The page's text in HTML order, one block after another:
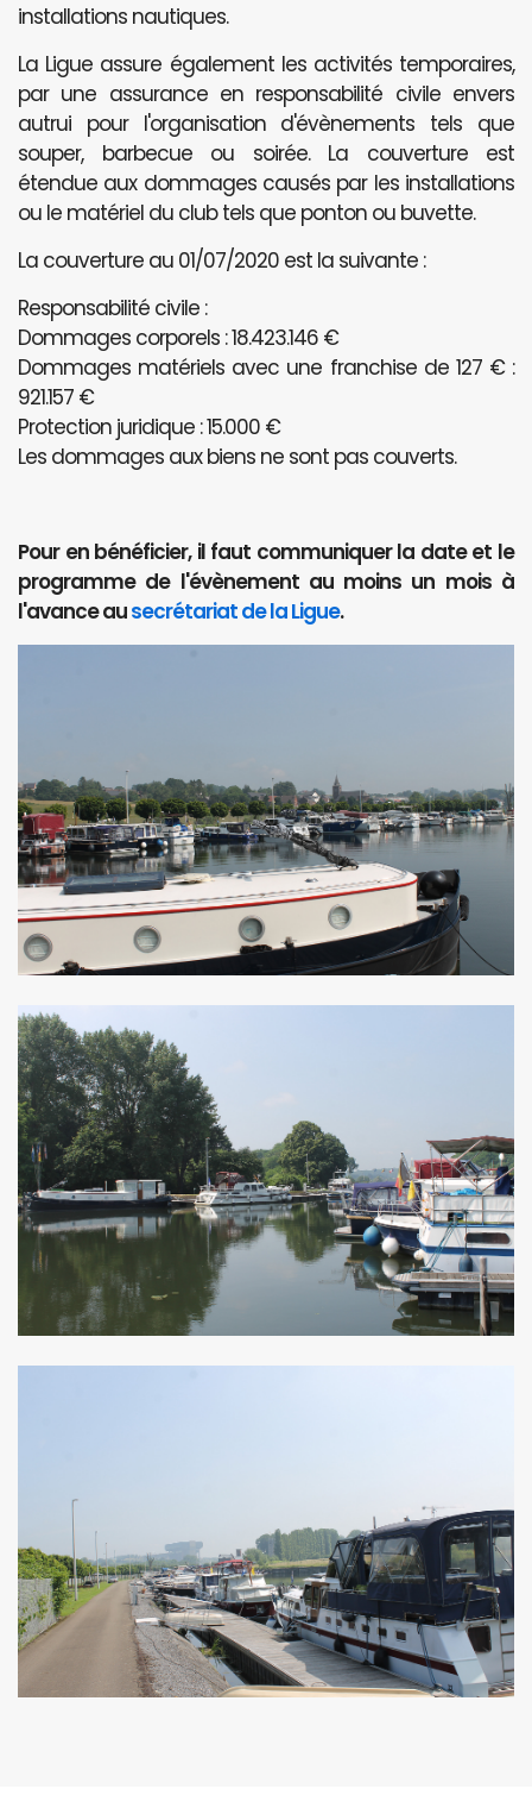
installations nautiques.
La Ligue assure également les activités temporaires,
par une assurance en responsabilité civile envers
autrui pour l'organisation d'évènements tels que
souper, barbecue ou soirée. La couverture est
étendue aux dommages causés par les installations
ou le matériel du club tels que ponton ou buvette.
La couverture au 01/07/2020 est la suivante :
Responsabilité civile :
Dommages corporels : 18.423.146 €
Dommages matériels avec une franchise de 127 € :
921.157 €
Protection juridique : 15.000 €
Les dommages aux biens ne sont pas couverts.
Pour en bénéficier, il faut communiquer la date et le
programme de l'évènement au moins un mois à
l'avance ausecrétariat de la Ligue.